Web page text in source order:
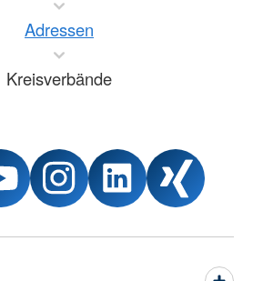
Adressen
Kreisverbände